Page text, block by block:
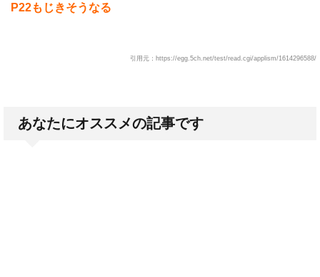
P22もじきそうなる
引用元：https://egg.5ch.net/test/read.cgi/applism/1614296588/
あなたにオススメの記事です